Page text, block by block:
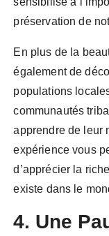
préservation de
En plus de la
également de
populations
communautés
apprendre de leur
expérience vous
d’apprécier la
existe dans le
4. Une